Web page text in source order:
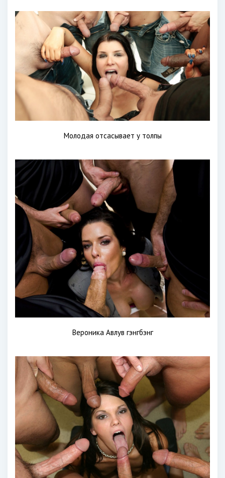
Молодая отсасывает у толпы
Вероника Авлув гэнгбэнг